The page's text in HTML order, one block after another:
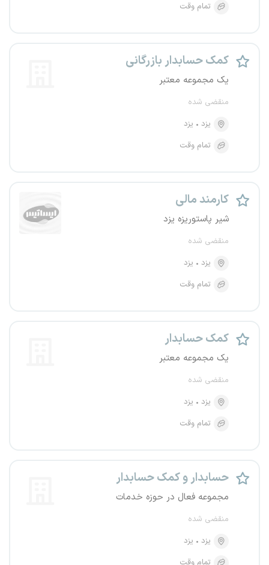
تمام وقت
کمک حسابدار بازرگانی
یک مجموعه معتبر
منقضی شده
یزد
یزد
تمام وقت
کارمند مالی
شیر پاستوریزه یزد
منقضی شده
یزد
یزد
تمام وقت
کمک حسابدار
یک مجموعه معتبر
منقضی شده
یزد
یزد
تمام وقت
حسابدار و کمک حسابدار
مجموعه فعال در حوزه خدمات
منقضی شده
یزد
یزد
تمام وقت